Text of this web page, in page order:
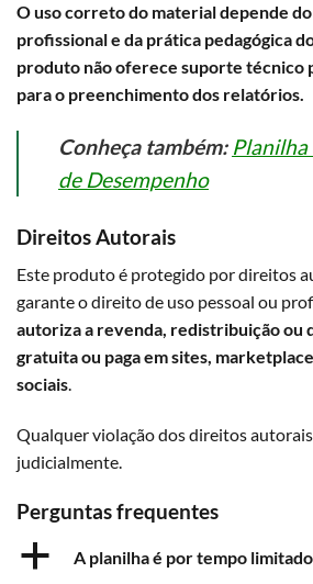
O uso correto do material depende
profissional e da prática pedagógica
produto não oferece suporte técnico
para o preenchimento dos relatórios.
Conheça também: Planilha
de Desempenho
Direitos Autorais
Este produto é protegido por direitos
garante o direito de uso pessoal ou
autoriza a revenda, redistribuição ou
gratuita ou paga em sites,
sociais.
Qualquer violação dos direitos
judicialmente.
Perguntas frequentes
a A planilha é por tempo